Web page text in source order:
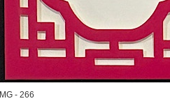
IMG - 266